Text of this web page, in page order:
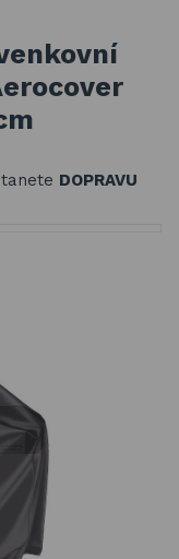
Registrovat
heslo
DOPRAVU